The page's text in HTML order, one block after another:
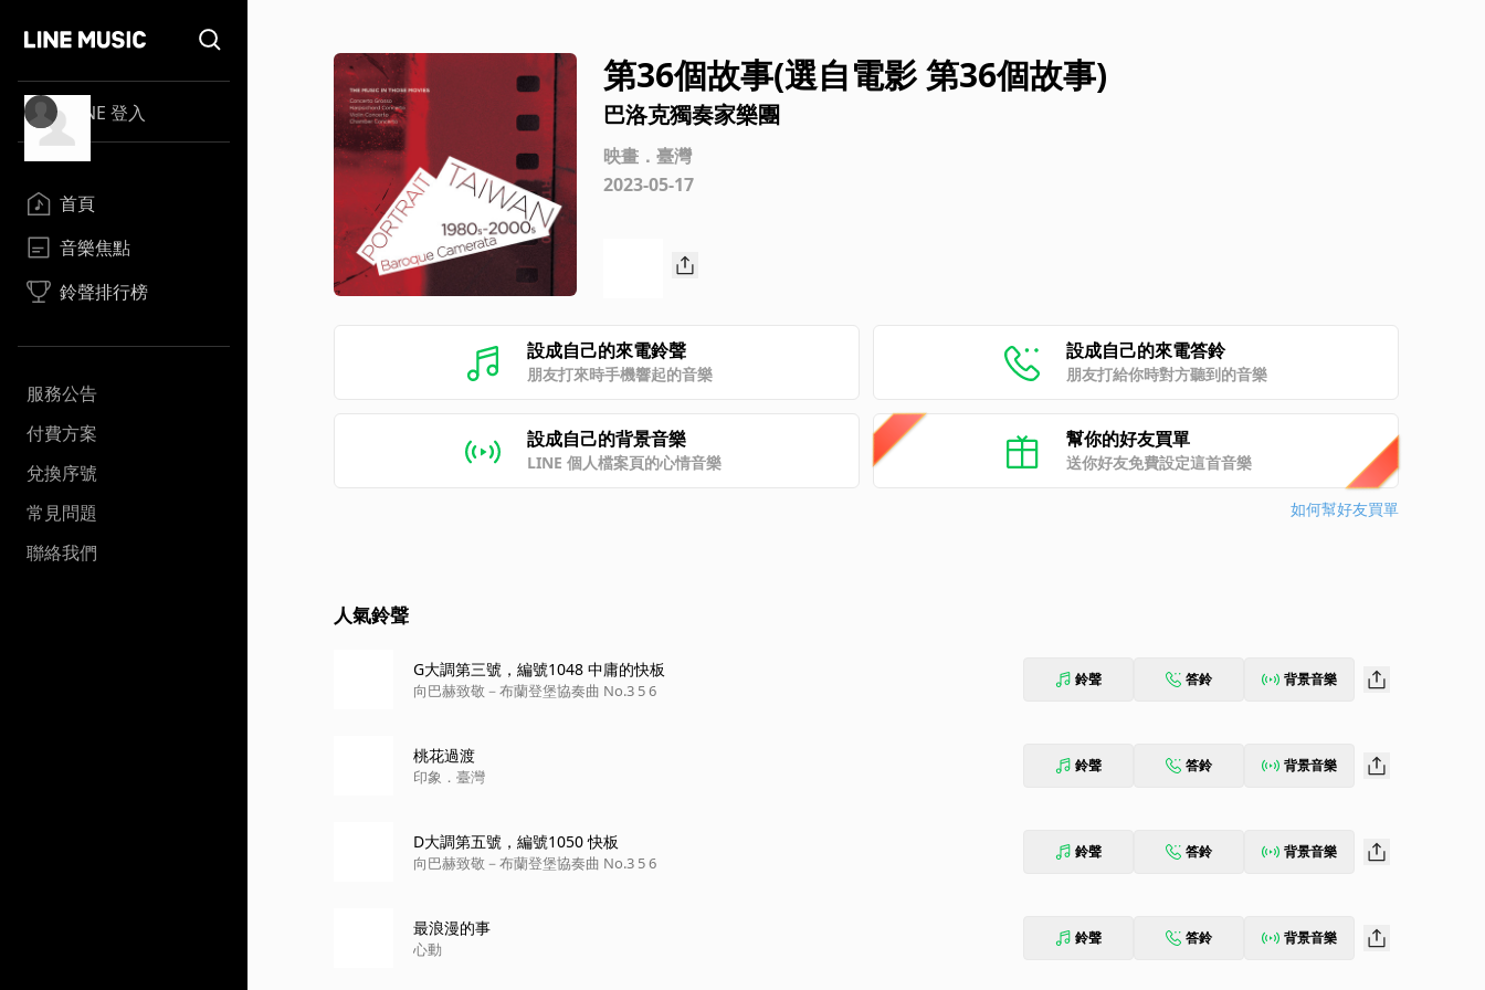
LINE 登入
首頁
音樂焦點
鈴聲排行榜
服務公告
付費方案
兌換序號
常見問題
聯絡我們
第36個故事(選自電影 第36個故事)
巴洛克獨奏家樂團
映畫．臺灣
2023-05-17
設成自己的來電鈴聲
朋友打來時手機響起的音樂
設成自己的來電答鈴
朋友打給你時對方聽到的音樂
設成自己的背景音樂
LINE 個人檔案頁的心情音樂
幫你的好友買單
送你好友免費設定這首音樂
如何幫好友買單
人氣鈴聲
G大調第三號，編號1048 中庸的快板
向巴赫致敬－布蘭登堡協奏曲 No.3 5 6
鈴聲 答鈴 背景音樂
桃花過渡
印象．臺灣
鈴聲 答鈴 背景音樂
D大調第五號，編號1050 快板
向巴赫致敬－布蘭登堡協奏曲 No.3 5 6
鈴聲 答鈴 背景音樂
最浪漫的事
心動
鈴聲 答鈴 背景音樂